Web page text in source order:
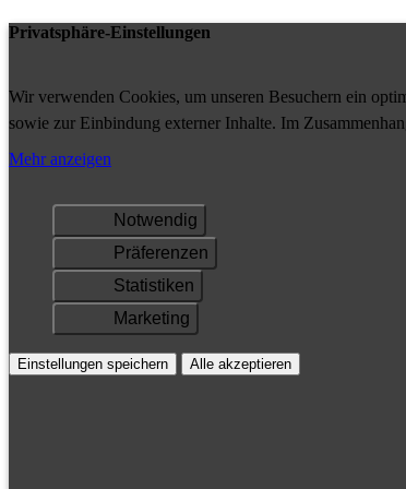
Privatsphäre-Einstellungen
Wir verwenden Cookies, um unseren Besuchern ein
sowie zur Einbindung externer Inhalte. Im
Ihrem Gerät gespeichert und/oder abgerufen.
Mehr anzeigen
Notwendig
Präferenzen
Statistiken
Marketing
Einstellungen speichern Alle akzeptieren